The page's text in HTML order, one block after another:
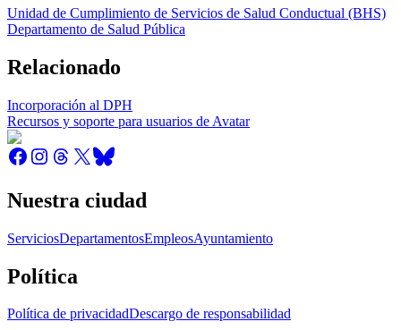
Unidad de Cumplimiento de Servicios de Salud Conductual (BHS)
Departamento de Salud Pública
Relacionado
Incorporación al DPH
Recursos y soporte para usuarios de Avatar
Nuestra ciudad
ServiciosDepartamentosEmpleosAyuntamiento
Política
Política de privacidadDescargo de responsabilidad